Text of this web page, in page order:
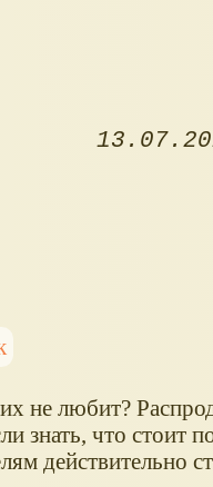
не любит?
знать, что стоит
действительно